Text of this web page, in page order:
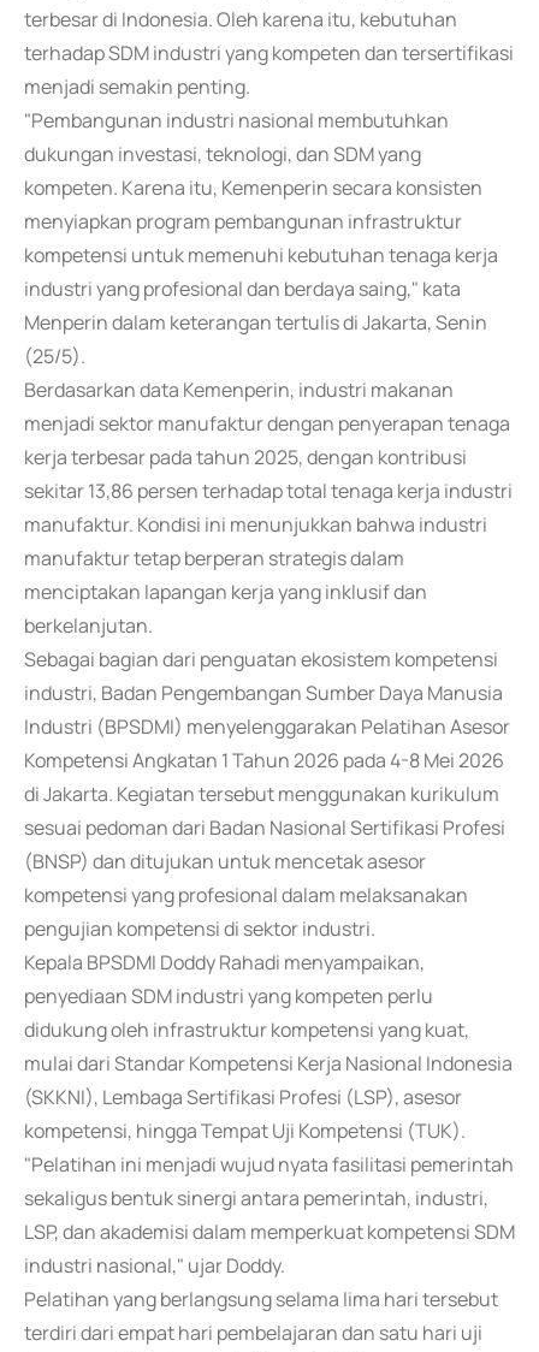
terbesar di Indonesia. Oleh karena itu, kebutuhan
terhadap SDM industri yang kompeten dan tersertifikasi
menjadi semakin penting.
"Pembangunan industri nasional membutuhkan
dukungan investasi, teknologi, dan SDM yang
kompeten. Karena itu, Kemenperin secara konsisten
menyiapkan program pembangunan infrastruktur
kompetensi untuk memenuhi kebutuhan tenaga kerja
industri yang profesional dan berdaya saing," kata
Menperin dalam keterangan tertulis di Jakarta, Senin
(25/5).
Berdasarkan data Kemenperin, industri makanan
menjadi sektor manufaktur dengan penyerapan tenaga
kerja terbesar pada tahun 2025, dengan kontribusi
sekitar 13,86 persen terhadap total tenaga kerja industri
manufaktur. Kondisi ini menunjukkan bahwa industri
manufaktur tetap berperan strategis dalam
menciptakan lapangan kerja yang inklusif dan
berkelanjutan.
Sebagai bagian dari penguatan ekosistem kompetensi
industri, Badan Pengembangan Sumber Daya Manusia
Industri (BPSDMI) menyelenggarakan Pelatihan Asesor
Kompetensi Angkatan 1 Tahun 2026 pada 4-8 Mei 2026
di Jakarta. Kegiatan tersebut menggunakan kurikulum
sesuai pedoman dari Badan Nasional Sertifikasi Profesi
(BNSP) dan ditujukan untuk mencetak asesor
kompetensi yang profesional dalam melaksanakan
pengujian kompetensi di sektor industri.
Kepala BPSDMI Doddy Rahadi menyampaikan,
penyediaan SDM industri yang kompeten perlu
didukung oleh infrastruktur kompetensi yang kuat,
mulai dari Standar Kompetensi Kerja Nasional Indonesia
(SKKNI), Lembaga Sertifikasi Profesi (LSP), asesor
kompetensi, hingga Tempat Uji Kompetensi (TUK).
"Pelatihan ini menjadi wujud nyata fasilitasi pemerintah
sekaligus bentuk sinergi antara pemerintah, industri,
LSP, dan akademisi dalam memperkuat kompetensi SDM
industri nasional," ujar Doddy.
Pelatihan yang berlangsung selama lima hari tersebut
terdiri dari empat hari pembelajaran dan satu hari uji